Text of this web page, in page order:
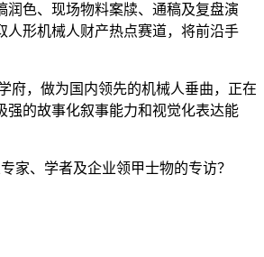
色、现场物料案牍、通稿及复盘演
人形机械人财产热点赛道，将前沿手
，做为国内领先的机械人垂曲，正在
强的故事化叙事能力和视觉化表达能
、学者及企业领甲士物的专访？